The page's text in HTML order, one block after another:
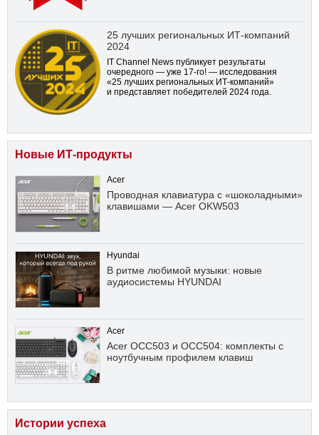
25 лучших региональных ИТ-компаний
2024
IT Channel News публикует результаты
очередного — уже 17-го! — исследования
«25 лучших региональных ИТ-компаний»
и представляет победителей 2024 года.
Новые ИТ-продукты
Acer
Проводная клавиатура с «шоколадными»
клавишами — Acer OKW503
Hyundai
В ритме любимой музыки: новые
аудиосистемы HYUNDAI
Acer
Acer OCC503 и OCC504: комплекты с
ноутбучным профилем клавиш
Истории успеха